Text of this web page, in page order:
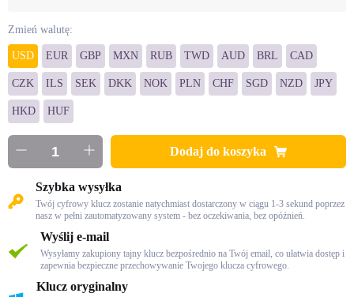
Zmień walutę:
USD EUR GBP MXN RUB TWD AUD BRL CAD
CZK ILS SEK DKK NOK PLN CHF SGD NZD JPY
HKD HUF
Dodaj do koszyka
Szybka wysyłka
Twój cyfrowy klucz zostanie natychmiast dostarczony w ciągu 1-3 sekund poprzez
nasz w pełni zautomatyzowany system - bez oczekiwania, bez opóźnień.
Wyślij e-mail
Wysyłamy zakupiony tajny klucz bezpośrednio na Twój email, co ułatwia dostęp i
zapewnia bezpieczne przechowywanie Twojego klucza cyfrowego.
Klucz oryginalny